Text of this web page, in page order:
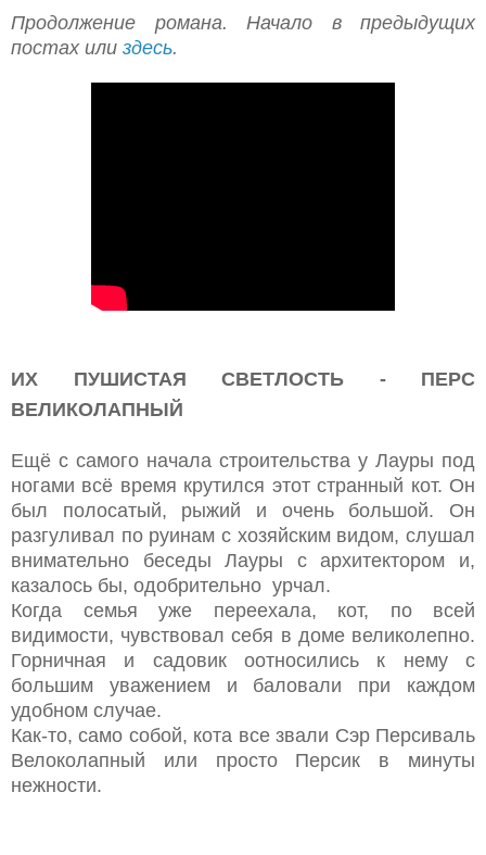
Продолжение романа. Начало в предыдущих
постах или здесь.
ИХ ПУШИСТАЯ СВЕТЛОСТЬ - ПЕРС
ВЕЛИКОЛАПНЫЙ
Ещё с самого начала строительства у Лауры под
ногами всё время крутился этот странный кот. Он
был полосатый, рыжий и очень большой. Он
разгуливал по руинам с хозяйским видом, слушал
внимательно беседы Лауры с архитектором и,
казалось бы, одобрительно урчал.
Когда семья уже переехала, кот, по всей
видимости, чувствовал себя в доме великолепно.
Горничная и садовик оотносились к нему с
большим уважением и баловали при каждом
удобном случае.
Как-то, само собой, кота все звали Сэр Персиваль
Велоколапный или просто Персик в минуты
нежности.